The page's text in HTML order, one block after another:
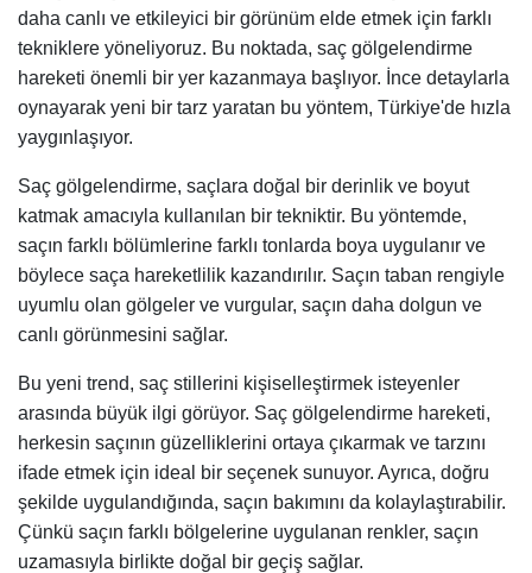
daha canlı ve etkileyici bir görünüm elde etmek için farklı
tekniklere yöneliyoruz. Bu noktada, saç gölgelendirme
hareketi önemli bir yer kazanmaya başlıyor. İnce detaylarla
oynayarak yeni bir tarz yaratan bu yöntem, Türkiye'de hızla
yaygınlaşıyor.
Saç gölgelendirme, saçlara doğal bir derinlik ve boyut
katmak amacıyla kullanılan bir tekniktir. Bu yöntemde,
saçın farklı bölümlerine farklı tonlarda boya uygulanır ve
böylece saça hareketlilik kazandırılır. Saçın taban rengiyle
uyumlu olan gölgeler ve vurgular, saçın daha dolgun ve
canlı görünmesini sağlar.
Bu yeni trend, saç stillerini kişiselleştirmek isteyenler
arasında büyük ilgi görüyor. Saç gölgelendirme hareketi,
herkesin saçının güzelliklerini ortaya çıkarmak ve tarzını
ifade etmek için ideal bir seçenek sunuyor. Ayrıca, doğru
şekilde uygulandığında, saçın bakımını da kolaylaştırabilir.
Çünkü saçın farklı bölgelerine uygulanan renkler, saçın
uzamasıyla birlikte doğal bir geçiş sağlar.